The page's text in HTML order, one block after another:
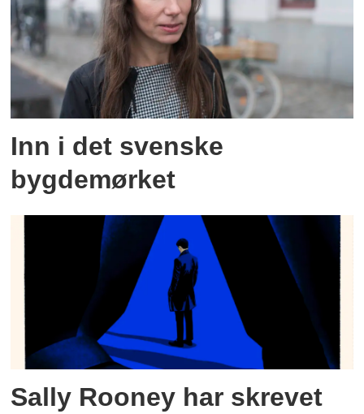
Inn i det svenske
bygdemørket
Sally Rooney har skrevet